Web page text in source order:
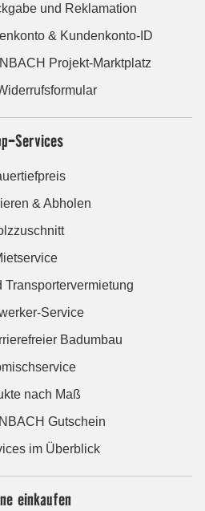
und Reklamation
& Kundenkonto-ID
Projekt-Marktplatz
Services
& Abholen
Transportervermietung
Service
Badumbau
nach Maß
Gutschein
im Überblick
einkaufen